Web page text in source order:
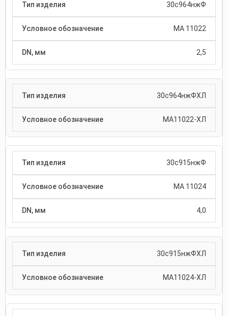
30с964нжФ
МА 11022
2,5
30с964нжФХЛ
МА11022-ХЛ
30с915нжФ
МА 11024
4,0
30с915нжФХЛ
МА11024-ХЛ